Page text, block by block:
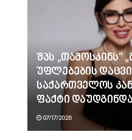
შპს „თამოსკინს“
უფლებების
საქართველოს
ფაქტი დაუდგინდა
07/17/2026